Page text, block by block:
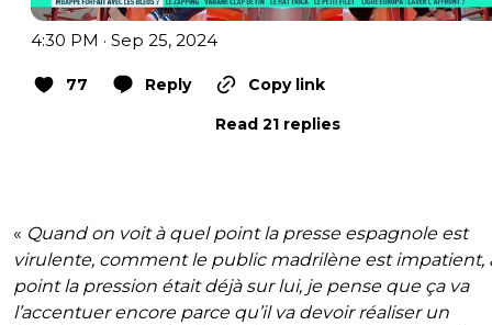
4:30 PM · Sep 25, 2024
77 Reply
Copy link
Read 21 replies
« Quand on voit à quel point la presse espagnole est
virulente, comment le public madrilène est impatient,
point la pression était déjà sur lui, je pense que ça va
l’accentuer encore parce qu’il va devoir réaliser un